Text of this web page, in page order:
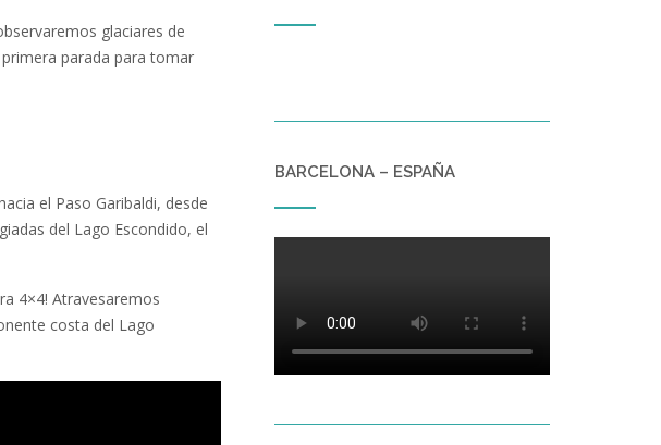
glaciares de
parada para tomar
el Paso Garibaldi, desde
del Lago Escondido, el
4×4! Atravesaremos
costa del Lago
BARCELONA – ESPAÑA